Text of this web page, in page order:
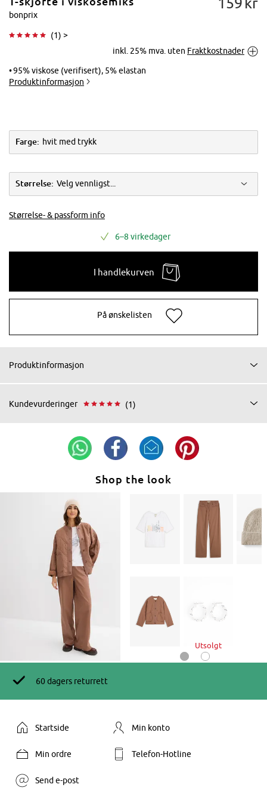
Trykk for å
bonprix
(1) >
inkl. 25% mva. uten Fraktkostnader
95% viskose (verifisert), 5% elastan
Produktinformasjon
Farge: hvit med trykk
Størrelse: Velg vennligst...
Størrelse- & passform info
6–8 virkedager
I handlekurven
På ønskelisten
Produktinformasjon
Kundevurderinger (1)
Shop the look
Utsolgt
60 dagers returrett
Startside Min konto
Min ordre Telefon-Hotline
Send e-post